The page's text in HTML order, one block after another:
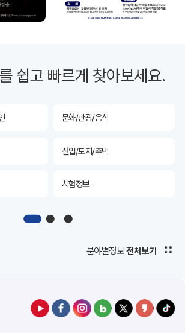
쉽고 빠르게 찾아보세요.
공공데이터&통계
해양/수산
문화/관광/음식
산업/토지/주택
시험정보
디지털아카이브
공공데이터&통계
해양/수산
분야별정보 전체보기